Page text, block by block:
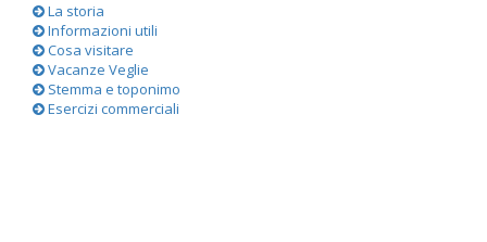
La storia
Informazioni utili
Cosa visitare
Vacanze Veglie
Stemma e toponimo
Esercizi commerciali